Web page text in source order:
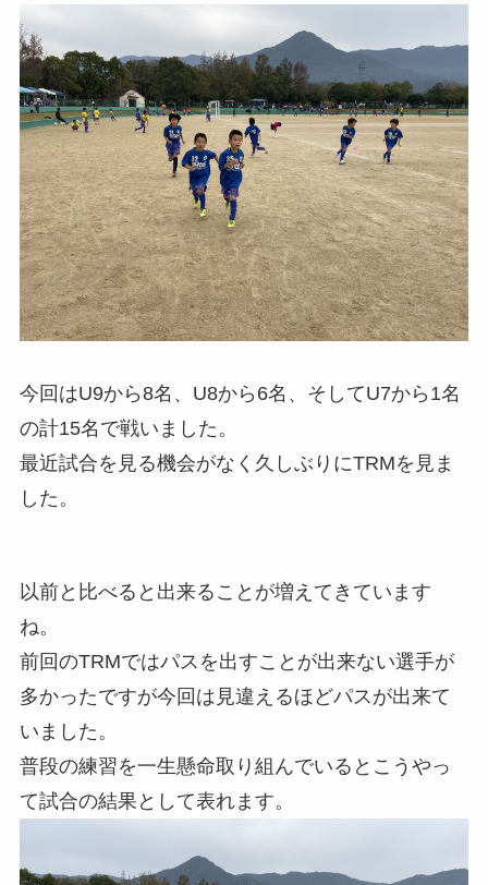
今回はU9から8名、U8から6名、そしてU7から1名
の計15名で戦いました。
最近試合を見る機会がなく久しぶりにTRMを見ま
した。
以前と比べると出来ることが増えてきています
ね。
前回のTRMではパスを出すことが出来ない選手が
多かったですが今回は見違えるほどパスが出来て
いました。
普段の練習を一生懸命取り組んでいるとこうやっ
て試合の結果として表れます。